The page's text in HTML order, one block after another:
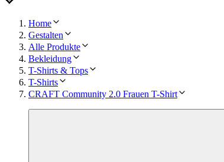
Home
Gestalten
Alle Produkte
Bekleidung
T-Shirts & Tops
T-Shirts
CRAFT Community 2.0 Frauen T-Shirt